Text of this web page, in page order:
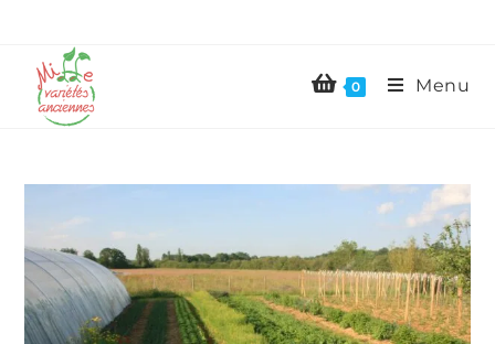
0 Menu